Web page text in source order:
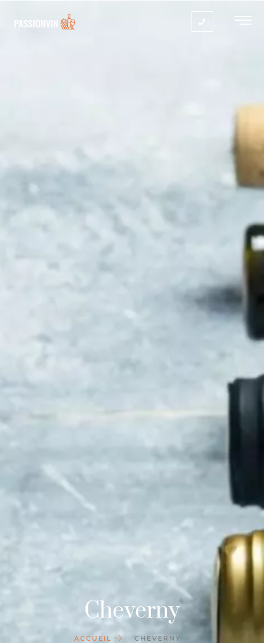
Cheverny
ACCUEIL CHEVERNY